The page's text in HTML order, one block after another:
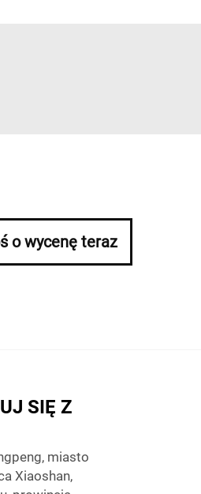
o wycenę teraz
SIĘ Z
miasto
Xiaoshan,